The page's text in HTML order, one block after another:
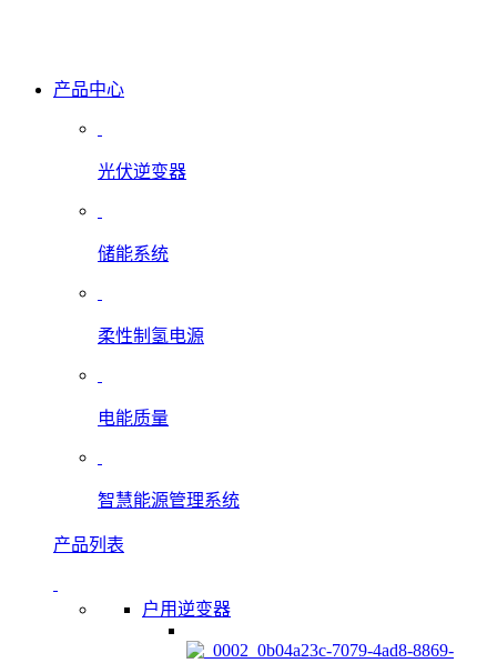
产品中心
光伏逆变器
储能系统
柔性制氢电源
电能质量
智慧能源管理系统
产品列表
户用逆变器